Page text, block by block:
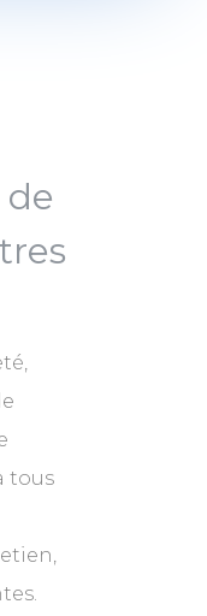
tous